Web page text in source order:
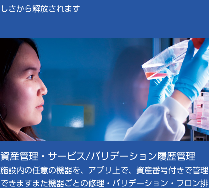
しさから解放されます
資産管理・サービス/バリデーション履歴管理
施設内の任意の機器を、アプリ上で、資産番号付きで管理
できますまた機器ごとの修理・バリデーション・フロン排